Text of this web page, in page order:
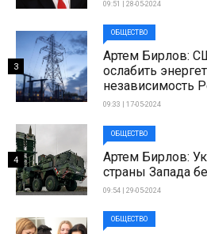
09:51 | 28-05-2024
ОБЩЕСТВО
Артем Бирлов:
ослабить
независимость
09:33 | 17-05-2024
3
ОБЩЕСТВО
Артем Бирлов:
страны Запада
09:54 | 29-05-2024
4
ОБЩЕСТВО